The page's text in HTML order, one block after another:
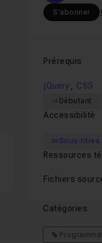
S'abonner
Prérequis
jQuery , CSS
Débutant
Accessibilité
Sous-titres
Ressources
Fichiers
Catégories